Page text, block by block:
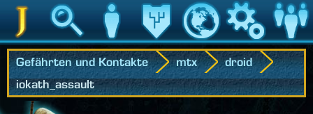
Jedipedia Suche Charakter Vermächtnis Welt Spiel
Gefährten und Kontakte mtx
droid
iokath_assault